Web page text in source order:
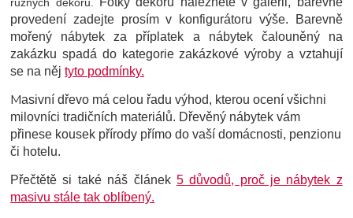
provedení zadejte prosím v konfigurátoru výše. Barevně
mořený nábytek za příplatek a nábytek čalouněný na
zakázku spadá do kategorie zakázkové výroby a vztahují
se na nějtyto podmínky.
Masivní dřevo má celou řadu výhod, kterou ocení všichni
milovníci tradičních materiálů. Dřevěný nábytek vám
přinese kousek přírody přímo do vaší domácnosti, penzionu
či hotelu.
Přečtětě si také náš článek 5 důvodů, proč je nábytek z
masivu stále tak oblíbený.